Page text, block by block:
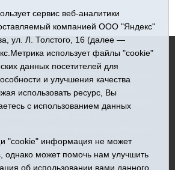
издание «Новости Юргинского
номер СМИ ЭЛ № ФС 77 - 66052 выдан
по надзору в сфере связи,
«Призыв»
© При использовании материалов
ссылка обязательна
сервис веб-аналитики
компанией ООО "Яндекс"
ул. Л. Толстого, 16 (далее —
использует файлы "cookie"
данных посетителей для
и улучшения качества
использовать ресурс, Вы
с использованием данных
"cookie" информация не может
однако может помочь нам улучшить
об использовании вами данного